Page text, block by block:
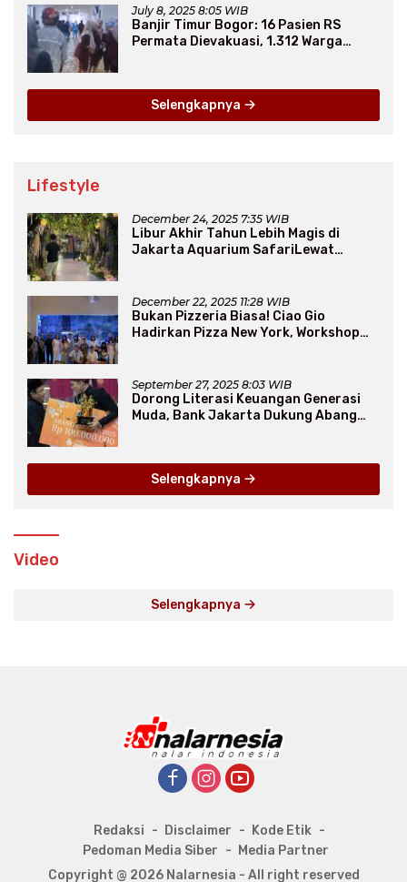
July 8, 2025 8:05 WIB
Banjir Timur Bogor: 16 Pasien RS
Permata Dievakuasi, 1.312 Warga
Selengkapnya
Lifestyle
December 24, 2025 7:35 WIB
Libur Akhir Tahun Lebih Magis di
Jakarta Aquarium SafariLewat
December 22, 2025 11:28 WIB
Bukan Pizzeria Biasa! Ciao Gio
Hadirkan Pizza New York, Workshop
September 27, 2025 8:03 WIB
Dorong Literasi Keuangan Generasi
Muda, Bank Jakarta Dukung Abang
Selengkapnya
Video
Selengkapnya
Redaksi Disclaimer
Kode Etik
Pedoman Media Siber
Media Partner
Copyright @ 2026 Nalarnesia - All right reserved